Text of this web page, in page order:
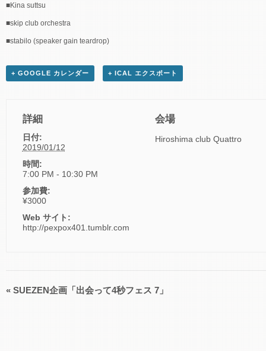
■Kina suttsu
■skip club orchestra
■stabilo (speaker gain teardrop)
+ GOOGLE カレンダー + ICAL エクスポート
詳細
日付:
2019/01/12
時間:
7:00 PM - 10:30 PM
参加費:
¥3000
Web サイト:
http://pexpox401.tumblr.com
会場
Hiroshima club Quattro
イ
« SUEZEN企画「出会って4秒フェス 7」